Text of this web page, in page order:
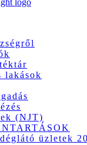
lakások
(NJT)
üzletek